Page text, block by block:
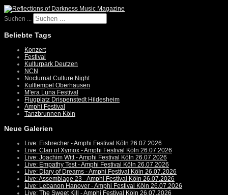
Suchen ...
Beliebte Tags
Konzert
Festival
Kulturpark Deutzen
NCN
Nocturnal Culture Night
Kulttempel Oberhausen
M'era Luna Festival
Flugplatz Drispenstedt Hildesheim
Amphi Festival
Tanzbrunnen Köln
Neue Galerien
Live: Eisbrecher - Amphi Festival Köln 26.07.2026
Live: Clan of Xymox - Amphi Festival Köln 26.07.2026
Live: Joachim Witt - Amphi Festival Köln 26.07.2026
Live: Empathy Test - Amphi Festival Köln 26.07.2026
Live: Diary of Dreams - Amphi Festival Köln 26.07.2026
Live: Assemblage 23 - Amphi Festival Köln 26.07.2026
Live: Lebanon Hanover - Amphi Festival Köln 26.07.2026
Live: The Sweet Kill - Amphi Festival Köln 26.07.2026